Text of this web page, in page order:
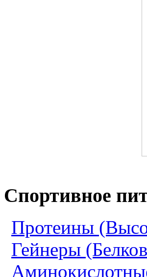
Спортивное
Протеины
Гейнеры